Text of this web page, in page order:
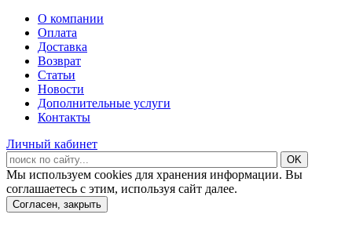
О компании
Оплата
Доставка
Возврат
Статьи
Новости
Дополнительные услуги
Контакты
Личный кабинет
Мы используем cookies для хранения информации. Вы
соглашаетесь с этим, используя сайт далее.
Согласен, закрыть